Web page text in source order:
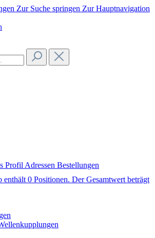
Zur Suche springen Zur Hauptnavigation
Profil Adressen Bestellungen
enthält 0 Positionen. Der Gesamtwert beträgt